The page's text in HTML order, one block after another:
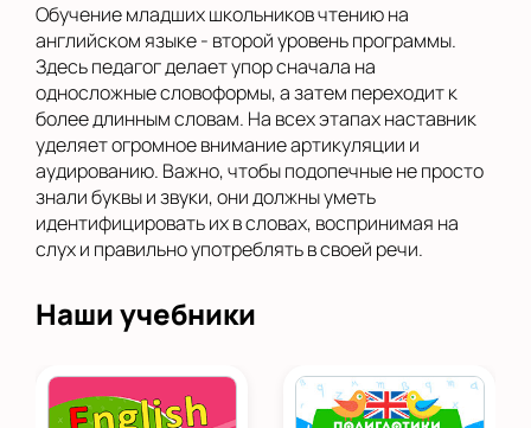
Обучение младших школьников чтению на
английском языке - второй уровень программы.
Здесь педагог делает упор сначала на
односложные словоформы, а затем переходит к
более длинным словам. На всех этапах наставник
уделяет огромное внимание артикуляции и
аудированию. Важно, чтобы подопечные не просто
знали буквы и звуки, они должны уметь
идентифицировать их в словах, воспринимая на
слух и правильно употреблять в своей речи.
Наши учебники